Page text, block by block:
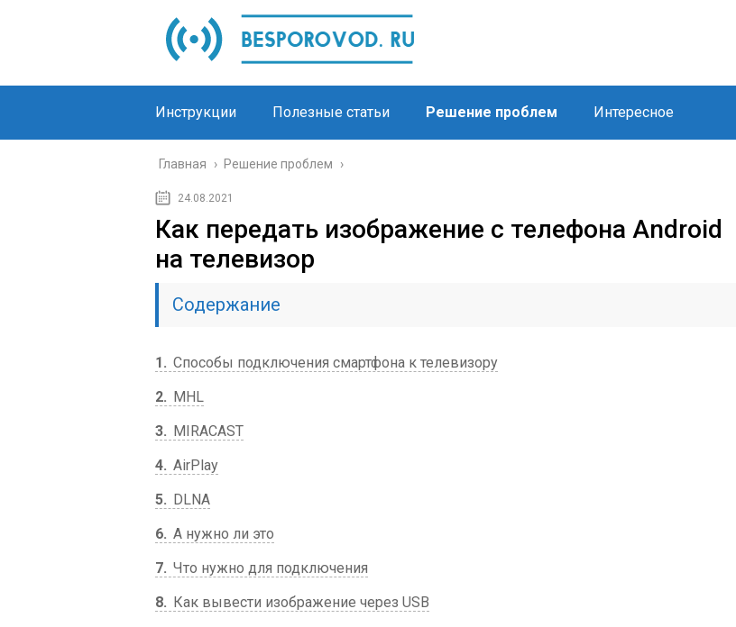
Инструкции Полезные статьи Решение проблем Интересное
Главная › Решение проблем ›
24.08.2021
Как передать изображение с телефона Android
на телевизор
Содержание
1
Способы подключения смартфона к телевизору
2
MHL
3
MIRACAST
4 AirPlay
5
DLNA
6 А нужно ли это
7 Что нужно для подключения
8
Как вывести изображение через USB